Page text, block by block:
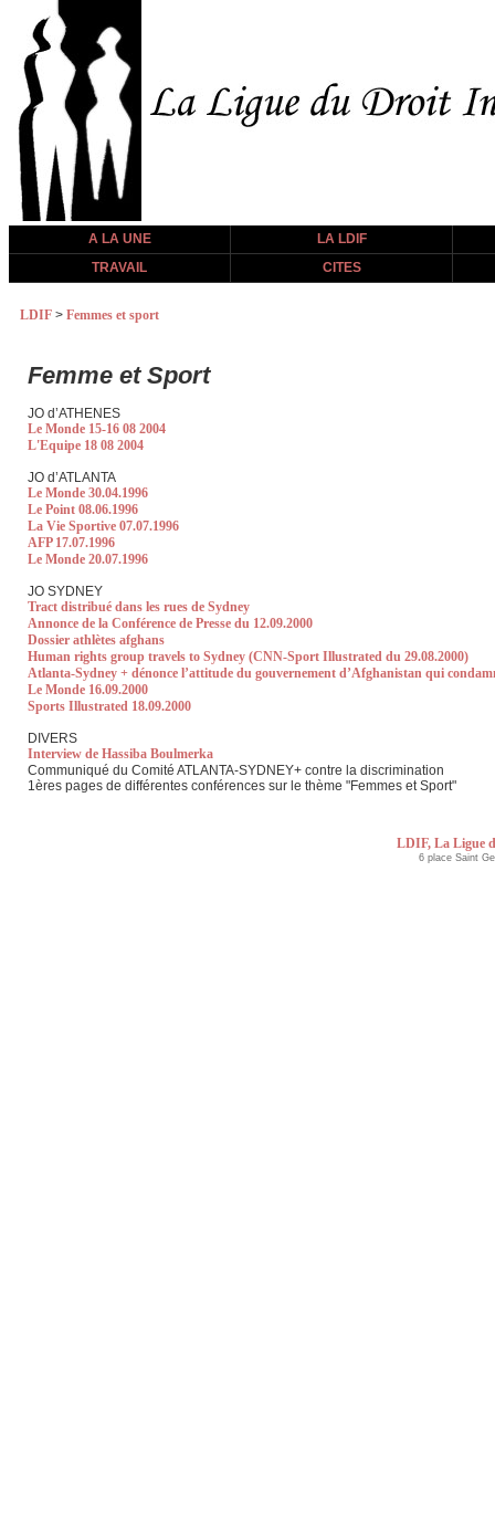
A LA UNE
LA LDIF
TRAVAIL
CITES
LDIF > Femmes et sport
Femme et Sport
JO d’ATHENES
Le Monde 15-16 08 2004
L'Equipe 18 08 2004
JO d’ATLANTA
Le Monde 30.04.1996
Le Point 08.06.1996
La Vie Sportive 07.07.1996
AFP 17.07.1996
Le Monde 20.07.1996
JO SYDNEY
Tract distribué dans les rues de Sydney
Annonce de la Conférence de Presse du 12.09.2000
Dossier athlètes afghans
Human rights group travels to Sydney (CNN-Sport Illustrated du 29.08.2000)
Atlanta-Sydney + dénonce l’attitude du gouvernement d’Afghanistan qui
Le Monde 16.09.2000
Sports Illustrated 18.09.2000
DIVERS
Interview de Hassiba Boulmerka
Communiqué du Comité ATLANTA-SYDNEY+ contre la discrimination
1ères pages de différentes conférences sur le thème "Femmes et Sport"
LDIF, La Ligue
6 place Saint